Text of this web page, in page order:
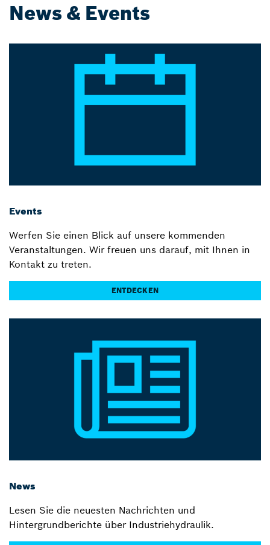
News & Events
Events
Werfen Sie einen Blick auf unsere kommenden
Veranstaltungen. Wir freuen uns darauf, mit Ihnen in
Kontakt zu treten.
ENTDECKEN
News
Lesen Sie die neuesten Nachrichten und
Hintergrundberichte über Industriehydraulik.